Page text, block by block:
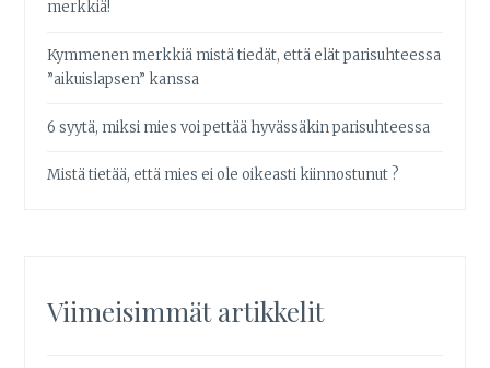
merkkiä!
Kymmenen merkkiä mistä tiedät, että elät parisuhteessa
”aikuislapsen” kanssa
6 syytä, miksi mies voi pettää hyvässäkin parisuhteessa
Mistä tietää, että mies ei ole oikeasti kiinnostunut ?
Viimeisimmät artikkelit